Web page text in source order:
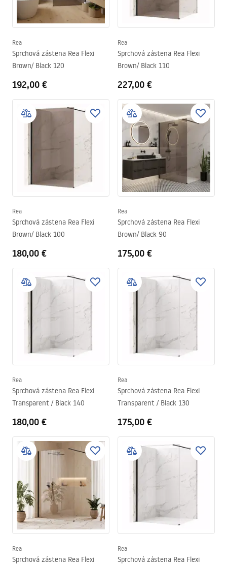
Rea
Sprchová zástena Rea Flexi
Brown/ Black 120
192,00 €
Rea
Sprchová zástena Rea Flexi
Brown/ Black 110
227,00 €
Rea
Sprchová zástena Rea Flexi
Brown/ Black 100
180,00 €
Rea
Sprchová zástena Rea Flexi
Brown/ Black 90
175,00 €
Rea
Sprchová zástena Rea Flexi
Transparent / Black 140
180,00 €
Rea
Sprchová zástena Rea Flexi
Transparent / Black 130
175,00 €
Rea
Sprchová zástena Rea Flexi
Rea
Sprchová zástena Rea Flexi